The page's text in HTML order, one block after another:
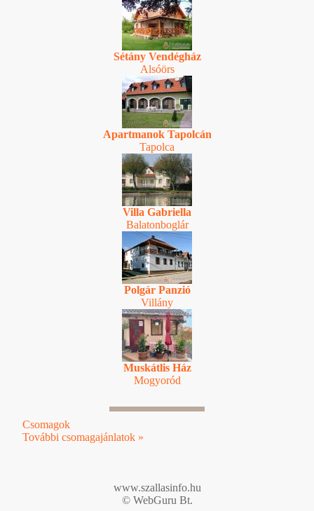
Sétány Vendégház
Alsóörs
Apartmanok Tapolcán
Tapolca
Villa Gabriella
Balatonboglár
Polgár Panzió
Villány
Muskátlis Ház
Mogyoród
Csomagok
További csomagajánlatok »
www.szallasinfo.hu
© WebGuru Bt.